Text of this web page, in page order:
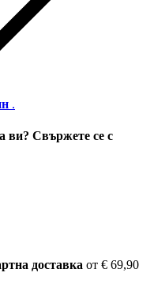
.
ви? Свържете се с
доставка от € 69,90